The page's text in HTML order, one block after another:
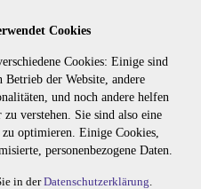
Cookies
Cookies: Einige sind
der Website, andere
und noch andere helfen
zu verstehen. Sie sind also eine
optimieren. Einige Cookies,
personenbezogene Daten.
in derDatenschutzerklärung